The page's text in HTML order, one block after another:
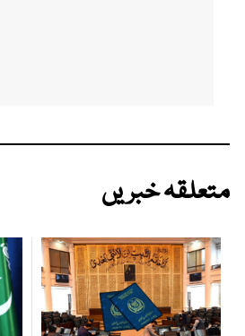
متعلقہ خبریں